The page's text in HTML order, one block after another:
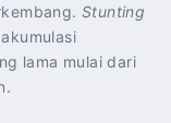
Stunting
lama mulai dari